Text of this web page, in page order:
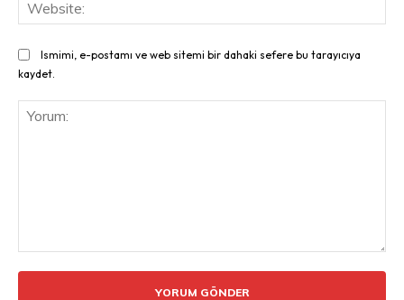
Ismimi, e-postamı ve web sitemi bir dahaki sefere bu tarayıcıya
kaydet.